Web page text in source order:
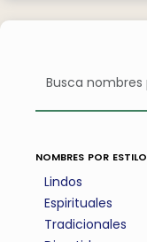
nombres por estilo
Lindos
Espirituales
Tradicionales